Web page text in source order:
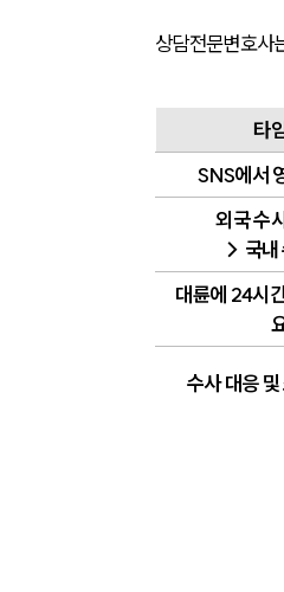
상담전문변호사
타
SNS에서
외국 수
→ 국내
대륜에 24시
수사 대응 및